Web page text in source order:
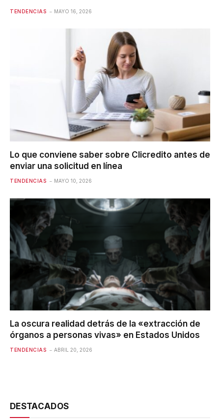
TENDENCIAS MAYO 16, 2026
Lo que conviene saber sobre Clicredito antes de
enviar una solicitud en línea
TENDENCIAS MAYO 10, 2026
La oscura realidad detrás de la «extracción de
órganos a personas vivas» en Estados Unidos
TENDENCIAS ABRIL 20, 2026
DESTACADOS